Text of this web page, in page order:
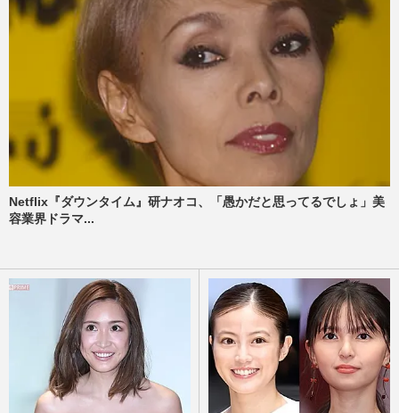
Netflix『ダウンタイム』研ナオコ、「愚かだと思ってるでしょ」美
容業界ドラマ...